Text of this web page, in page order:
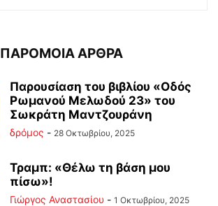
ΠΑΡΟΜΟΙΑ ΑΡΘΡΑ
Παρουσίαση του βιβλίου «Οδός
Ρωμανού Μελωδού 23» του
Σωκράτη Μαντζουράνη
δρόμος - 28 Οκτωβρίου, 2025
Τραμπ: «Θέλω τη βάση μου
πίσω»!
Γιώργος Αναστασίου - 1 Οκτωβρίου, 2025